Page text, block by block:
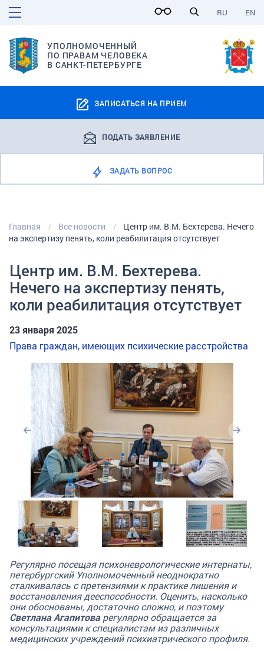
EN
RU
УПОЛНОМОЧЕННЫЙ
ПО ПРАВАМ ЧЕЛОВЕКА
В САНКТ-ПЕТЕРБУРГЕ
ЗАПИСАТЬСЯ НА ПРИЕМ
ПОДАТЬ ЗАЯВЛЕНИЕ
ЗАДАТЬ ВОПРОС
Главная Все новости
Центр им. В.М. Бехтерева. Нечего
на экспертизу пенять, коли реабилитация отсутствует
Центр им. В.М. Бехтерева.
Нечего на экспертизу пенять,
коли реабилитация отсутствует
23 января 2025
Права граждан, имеющих психические расстройства
Регулярно посещая психоневрологические интернаты,
петербургский Уполномоченный неоднократно
сталкивалась с претензиями к практике лишения и
восстановления дееспособности. Оценить, насколько
они обоснованы, достаточно сложно, и поэтому
Светлана Агапитоварегулярно обращается за
консультациями к специалистам из различных
медицинских учреждений психиатрического профиля.